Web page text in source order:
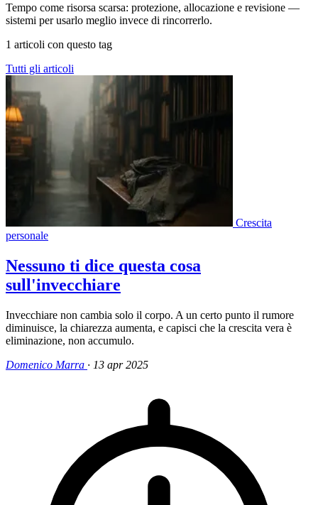
Tempo come risorsa scarsa: protezione, allocazione e revisione —
sistemi per usarlo meglio invece di rincorrerlo.
1 articoli con questo tag
Tutti gli articoli
Crescita
personale
Nessuno ti dice questa cosa
sull'invecchiare
Invecchiare non cambia solo il corpo. A un certo punto il rumore
diminuisce, la chiarezza aumenta, e capisci che la crescita vera è
eliminazione, non accumulo.
Domenico Marra · 13 apr 2025